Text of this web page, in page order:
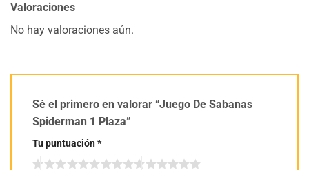
Valoraciones
No hay valoraciones aún.
Sé el primero en valorar “Juego De Sabanas
Spiderman 1 Plaza”
Tu puntuación*